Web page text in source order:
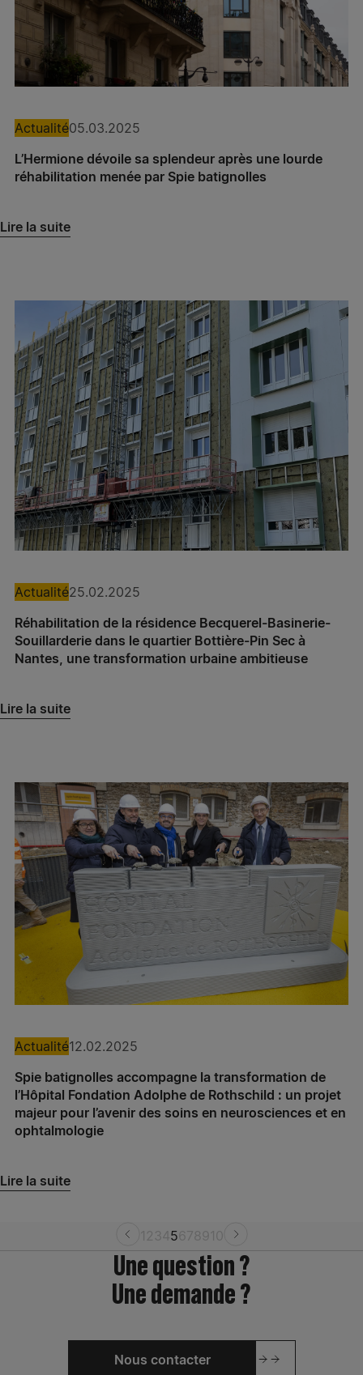
Spie batignolles grand ouest – Agence Présance®
Le Mans
Spie batignolles grand ouest – Agence Présance®
Spie batignolles grand ouest – Agence Présance®
Bourges
Spie batignolles grand ouest – Agence Présance®
Brest
Spie batignolles grand ouest – Agence Présance®
Quimper
Spie batignolles sud ouest – Agence Présance®
Narbonne
Spie batignolles sud ouest – Agence Présance®
Toulouse
Spie batignolles sud ouest – Agence Présance®
Pau
Spie batignolles sud ouest – Agence Présance®
Bordeaux
Spie batignolles sud est – Agence Présance®
Étang de Berre
Nîmes
Spie batignolles sud est – Agence Présance®
Marseille
Spie batignolles sud est – Agence Tondella
Rumilly
Spie batignolles sud est – Agence Tondella
Albertville
Spie batignolles sud est – Agence Présance®
Valence
Spie batignolles grand est – Agence Présance®
Reims
Spie batignolles grand est – Agence Présance®
Metz
Nancy
Spie batignolles grand est – Agence Présance®
Actualité05.03.2025
L’Hermione dévoile sa splendeur après une lourde
réhabilitation menée par Spie batignolles
Lire la suite
Actualité25.02.2025
Réhabilitation de la résidence Becquerel-Basinerie-
Souillarderie dans le quartier Bottière-Pin Sec à
Nantes, une transformation urbaine ambitieuse
Lire la suite
Actualité12.02.2025
Spie batignolles accompagne la transformation de
l’Hôpital Fondation Adolphe de Rothschild : un projet
majeur pour l’avenir des soins en neurosciences et en
ophtalmologie
Lire la suite
1 2 345 678 9 10
Une question ?
Une demande ?
Nous contacter